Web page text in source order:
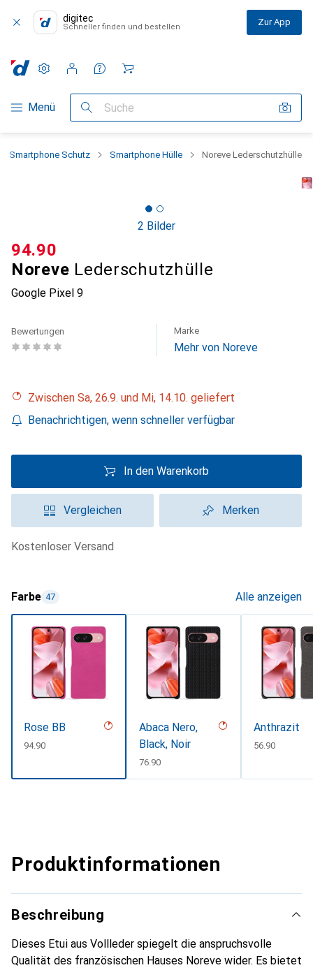
digitec
Schneller finden und bestellen Zur App
Navigation nach Kategorien
Menü Suche
Einstellungen
Kundenkonto
Vergleichslisten
Merklisten
Warenkorb
Smartphone Schutz Smartphone Hülle Noreve Lederschutzhülle
2 Bilder
Noreve Lederschutzhülle
Google Pixel 9
CHF
94.90
Bewertungen Marke
Mehr von Noreve
Zwischen Sa, 26.9. und Mi, 14.10. geliefert
Benachrichtigen, wenn schneller verfügbar
In den Warenkorb
Vergleichen Merken
kostenloser Versand
Farbe 47 Alle anzeigen
Rose BB
CHF
94.90
Abaca Nero,
Black, Noir
CHF
76.90
Anthrazit
CHF
56.90
Produktinformationen
Beschreibung
Dieses Etui aus Vollleder spiegelt die anspruchsvolle
Qualität des französischen Hauses Noreve wider. Es bietet